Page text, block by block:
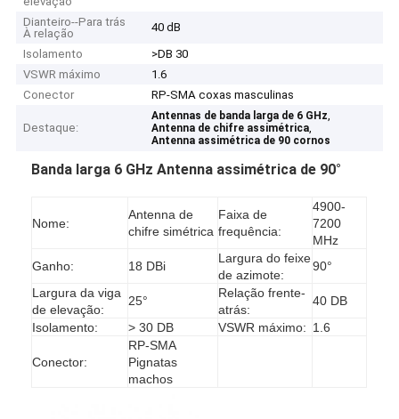
Dianteiro--Para trás
À relação
40 dB
Isolamento
>DB 30
VSWR máximo
1.6
Conector
RP-SMA coxas masculinas
Destaque:
Antennas de banda larga de 6 GHz,
Antenna de chifre assimétrica,
Antenna assimétrica de 90 cornos
Banda larga 6 GHz Antenna assimétrica de 90°
Nome:
Antenna de
chifre simétrica
Faixa de
frequência:
4900-
7200
MHz
Ganho:
18 DBi
Largura do feixe
de azimote:
90°
Largura da viga
de elevação:
25°
Relação frente-
atrás:
40 DB
Isolamento:
> 30 DB VSWR máximo: 1.6
Conector:
RP-SMA
Pignatas
machos